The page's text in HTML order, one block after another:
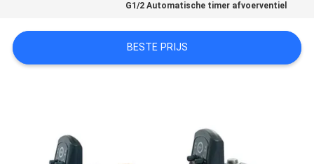
POLICY
G1/2 Automatische timer afvoerventiel
BESTE PRIJS